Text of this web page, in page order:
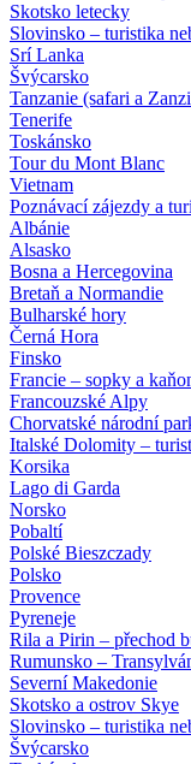
Skotsko letecky
Slovinsko – turistika
Srí Lanka
Švýcarsko
Tanzanie (safari a
Tenerife
Toskánsko
Tour du Mont Blanc
Vietnam
Poznávací zájezdy a
Albánie
Alsasko
Bosna a Hercegovina
Bretaň a Normandie
Bulharské hory
Černá Hora
Finsko
Francie – sopky a
Francouzské Alpy
Chorvatské národní
Italské Dolomity –
Korsika
Lago di Garda
Norsko
Pobaltí
Polské Bieszczady
Polsko
Provence
Pyreneje
Rila a Pirin – přechod
Rumunsko –
Severní Makedonie
Skotsko a ostrov Skye
Slovinsko – turistika
Švýcarsko